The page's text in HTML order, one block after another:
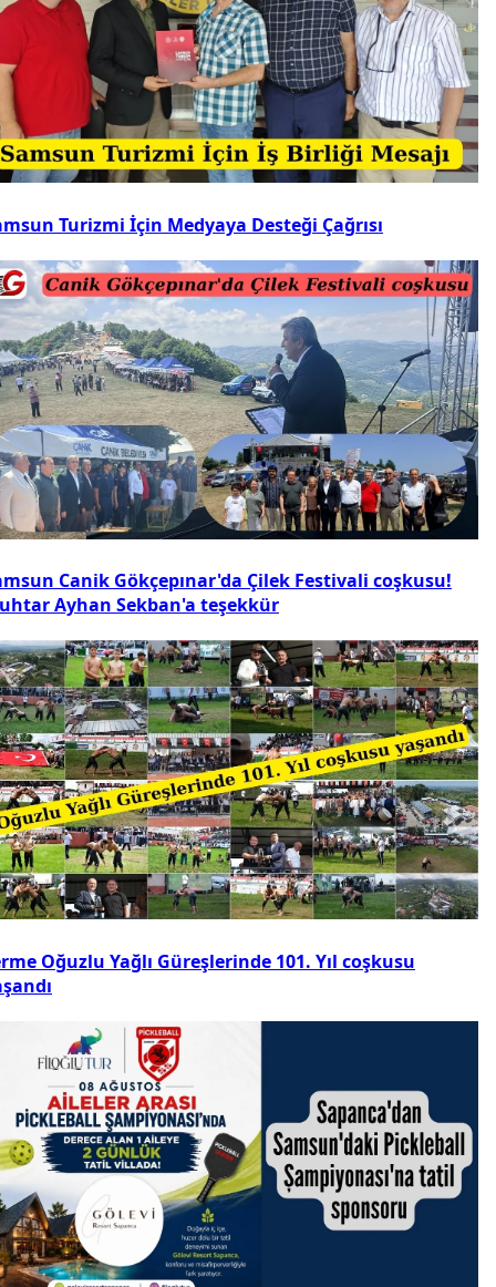
Turizmi İçin Medyaya Desteği Çağrısı
Canik Gökçepınar'da Çilek Festivali coşkusu!
Ayhan Sekban'a teşekkür
Oğuzlu Yağlı Güreşlerinde 101. Yıl coşkusu